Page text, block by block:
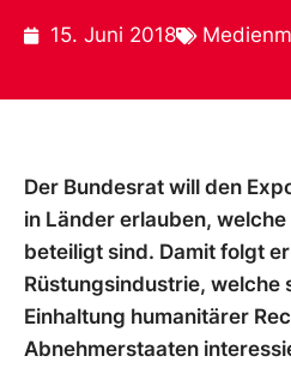
15. Juni 2018
Der Bundesrat will den
in Länder erlauben,
beteiligt sind. Damit folgt
Rüstungsindustrie, welche
Einhaltung humanitärer
Abnehmerstaaten